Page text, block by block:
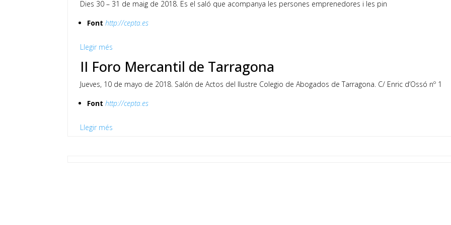
Dies 30 – 31 de maig de 2018. Es el saló que acompanya les persones emprenedores i les pin
Fonthttp://cepta.es
Llegir més
II Foro Mercantil de Tarragona
Jueves, 10 de mayo de 2018. Salón de Actos del Ilustre Colegio de Abogados de Tarragona. C/ Enric d’Ossó nº 1
Fonthttp://cepta.es
Llegir més